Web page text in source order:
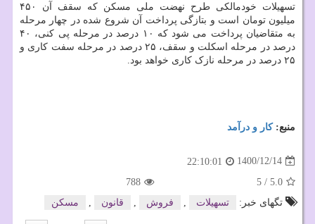
تسهیلات خودمالکی طرح نهضت ملی مسکن که سقف آن ۴۵۰
میلیون تومان است و بتازگی پرداخت آن شروع شده در چهار مرحله
به متقاضیان پرداخت می شود که ۱۰ درصد در مرحله پی کنی، ۴۰
درصد در مرحله اسکلت و سقف، ۲۵ درصد در مرحله سفت کاری و
۲۵ درصد در مرحله نازک کاری خواهد بود.
منبع:كار و درآمد
1400/12/14
22:10:01
5.0
/
5
788
تگهای خبر:
تسهیلات , فروش , قانون , مسكن